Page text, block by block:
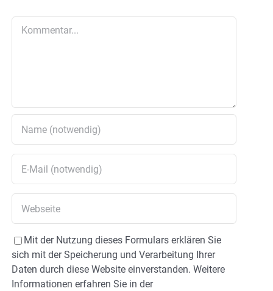
Mit der Nutzung dieses Formulars erklären Sie
sich mit der Speicherung und Verarbeitung Ihrer
Daten durch diese Website einverstanden. Weitere
Informationen erfahren Sie in der